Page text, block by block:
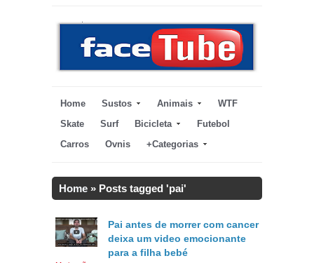
Home Sustos Animais
WTF
Skate
Surf Bicicleta
Futebol
Carros
Ovnis +Categorias
Home » Posts tagged 'pai'
Pai antes de morrer com cancer
deixa um video emocionante
para a filha bebé